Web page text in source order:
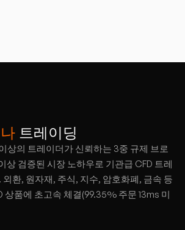
트레이딩
상의 트레이더가 신뢰하는 3중 규제 브로
상 검증된 시장 노하우로 기관급 CFD 트레
환, 원자재, 주식, 지수, 암호화폐, 금속 등
상품에 초고속 체결(99.35% 주문 13ms 미